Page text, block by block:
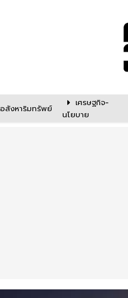
อสังหาริมทรัพย์
เศรษฐกิจ-
นโยบาย